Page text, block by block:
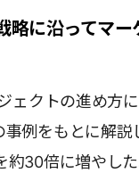
略に沿ってマ
ェクトの進め方
例をもとに解
30倍に増やした